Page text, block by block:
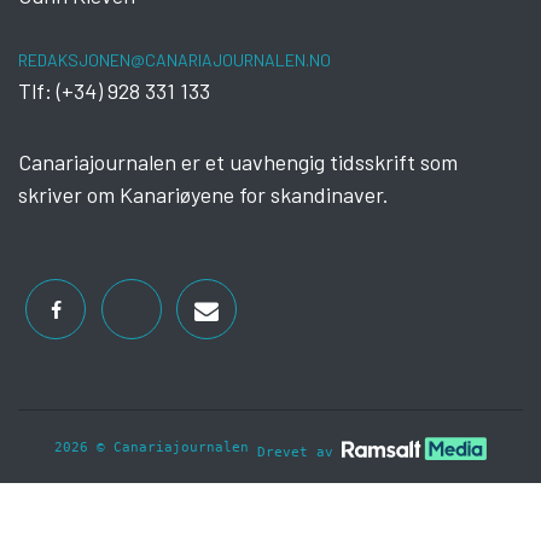
REDAKSJONEN@CANARIAJOURNALEN.NO
Tlf: (+34) 928 331 133
Canariajournalen er et uavhengig tidsskrift som
skriver om Kanariøyene for skandinaver.
2026 © Canariajournalen Drevet av